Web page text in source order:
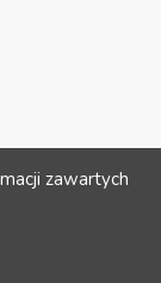
zawartych